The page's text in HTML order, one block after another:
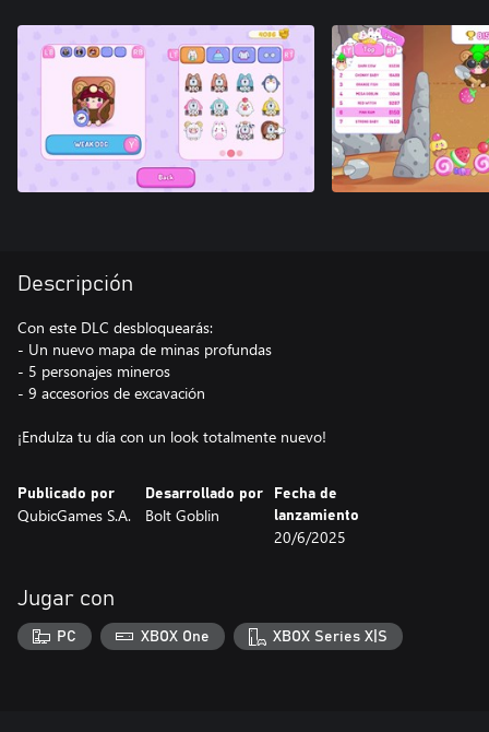
Descripción
Con este DLC desbloquearás:
- Un nuevo mapa de minas profundas
- 5 personajes mineros
- 9 accesorios de excavación
¡Endulza tu día con un look totalmente nuevo!
Publicado por
QubicGames S.A.
Desarrollado por
Bolt Goblin
Fecha de
lanzamiento
20/6/2025
Jugar con
PC XBOX One XBOX Series X|S